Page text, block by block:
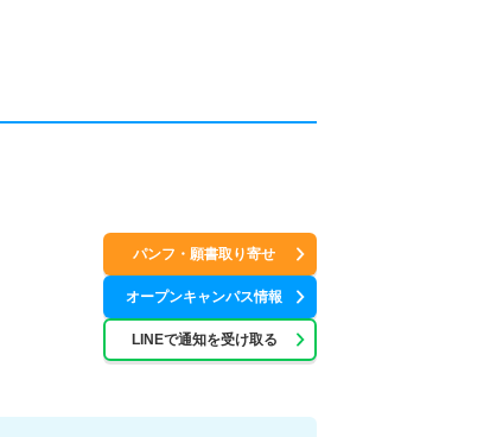
パンフ・願書取り寄せ
オープンキャンパス情報
LINEで通知を受け取る